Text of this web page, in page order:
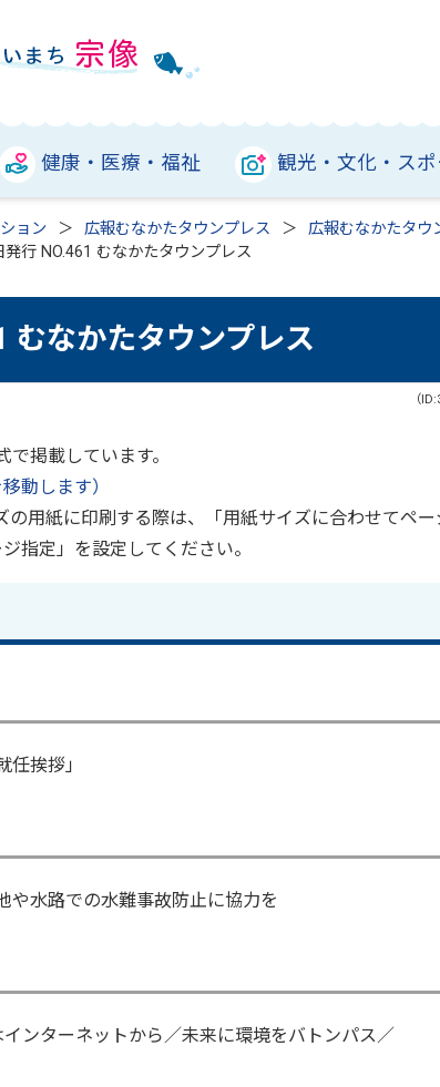
健康・医療・福祉 観光・文化・ス
ョン 広報むなかたタウンプレス
広報むなかたタウ
行 NO.461 むなかたタウンプレス
むなかたタウンプレス
（
掲載しています。
動します）
用紙に印刷する際は、「用紙サイズに合わせてペー
指定」を設定してください。
挨拶」
や水路での水難事故防止に協力を
ンターネットから／未来に環境をバトンパス／